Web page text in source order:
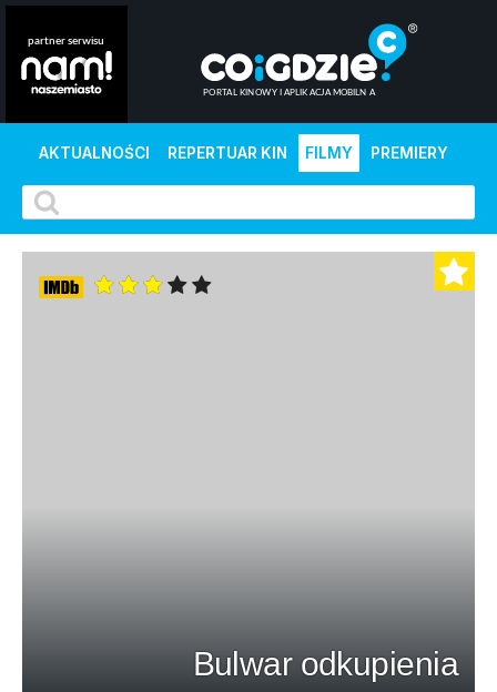
AKTUALNOŚCI REPERTUAR KIN FILMY PREMIERY
Bulwar odkupienia